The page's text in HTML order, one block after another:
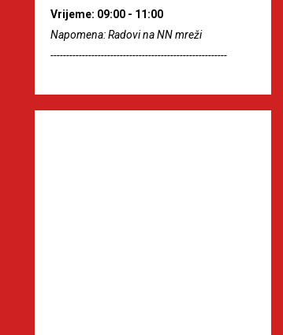
Vrijeme: 09:00 - 11:00
Napomena: Radovi na NN mreži
--------------------------------------------------------